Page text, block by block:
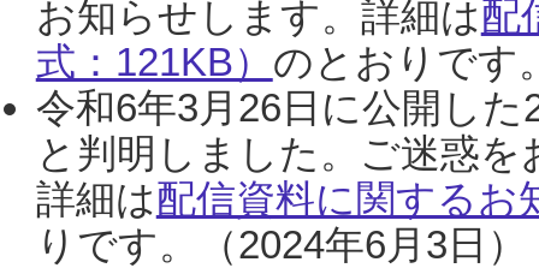
お知らせします。詳細は配
式：121KB） のとおりです
令和6年3月26日に公開し
と判明しました。ご迷惑
詳細は配信資料に関するお
りです。（2024年6月3日）